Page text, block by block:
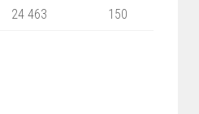
24 463 150